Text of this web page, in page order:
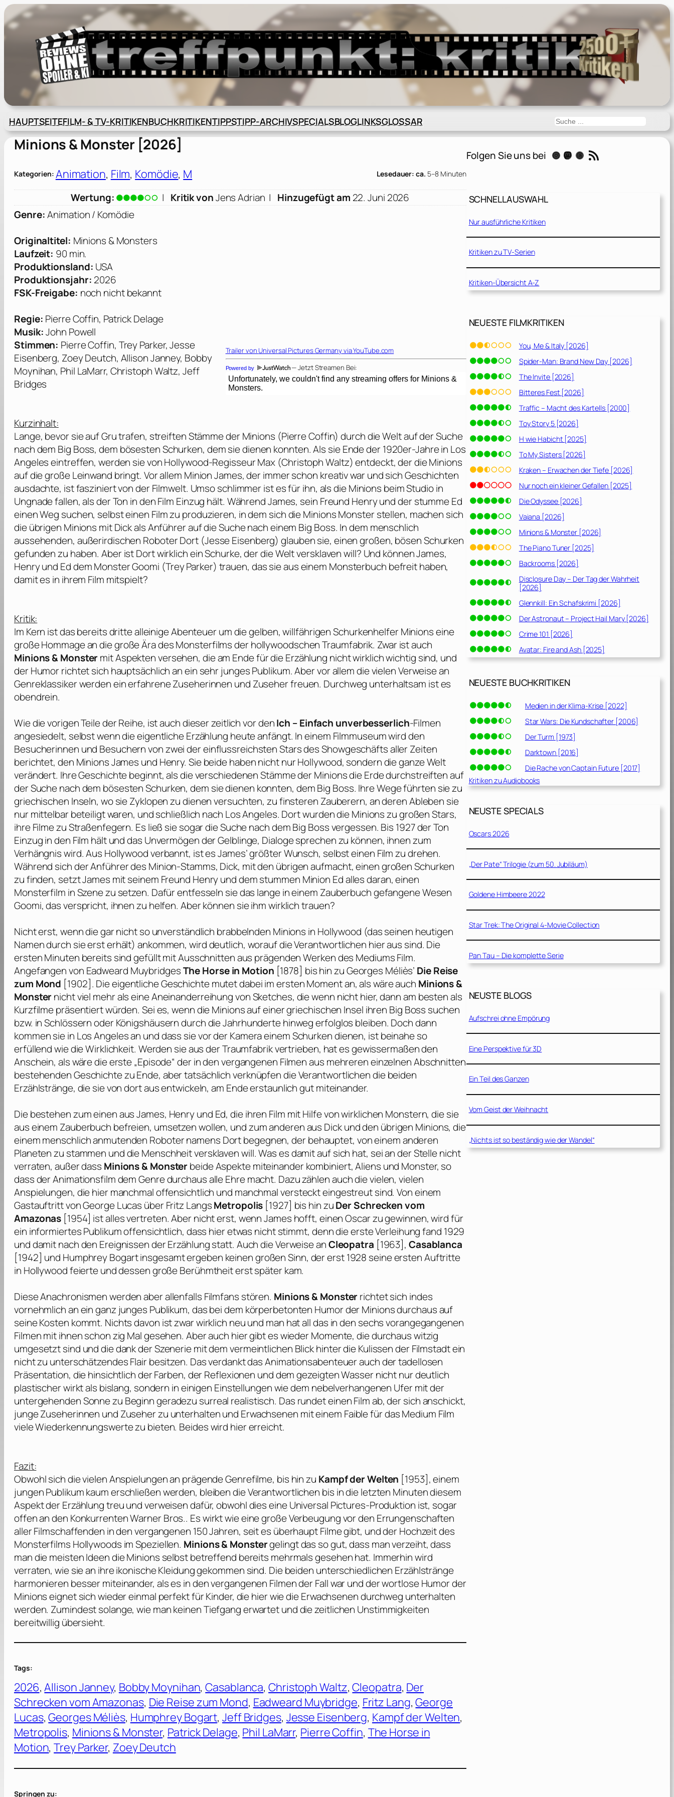
Zum
Inhalt
springen
HAUPTSEITEFILM- & TV-KRITIKENBUCHKRITIKENTIPPSTIPP-ARCHIVSPECIALSBLOGLINKSGLOSSAR Suchen
Minions & Monster [2026]
Kategorien: Animation, Film, Komödie, M Lesedauer: ca. 5–8 Minuten
Wertung: | Kritik vonJens Adrian | Hinzugefügt am 22. Juni 2026
Trailer von Universal Pictures Germanyvia YouTube.com
Powered by — Jetzt Streamen Bei:
Genre:Animation / Komödie
Originaltitel: Minions & Monsters
Laufzeit: 90 min.
Produktionsland: USA
Produktionsjahr: 2026
FSK-Freigabe: noch nicht bekannt
Regie: Pierre Coffin, Patrick Delage
Musik:John Powell
Stimmen: Pierre Coffin, Trey Parker, Jesse
Eisenberg, Zoey Deutch, Allison Janney, Bobby
Moynihan, Phil LaMarr, Christoph Waltz, Jeff
Bridges
Kurzinhalt:
Lange, bevor sie auf Gru trafen, streiften Stämme der Minions (Pierre Coffin) durch die Welt auf der Suche
nach dem Big Boss, dem bösesten Schurken, dem sie dienen konnten. Als sie Ende der 1920er-Jahre in Los
Angeles eintreffen, werden sie von Hollywood-Regisseur Max (Christoph Waltz) entdeckt, der die Minions
auf die große Leinwand bringt. Vor allem Minion James, der immer schon kreativ war und sich Geschichten
ausdachte, ist fasziniert von der Filmwelt. Umso schlimmer ist es für ihn, als die Minions beim Studio in
Ungnade fallen, als der Ton in den Film Einzug hält. Während James, sein Freund Henry und der stumme Ed
einen Weg suchen, selbst einen Film zu produzieren, in dem sich die Minions Monster stellen, machen sich
die übrigen Minions mit Dick als Anführer auf die Suche nach einem Big Boss. In dem menschlich
aussehenden, außerirdischen Roboter Dort (Jesse Eisenberg) glauben sie, einen großen, bösen Schurken
gefunden zu haben. Aber ist Dort wirklich ein Schurke, der die Welt versklaven will? Und können James,
Henry und Ed dem Monster Goomi (Trey Parker) trauen, das sie aus einem Monsterbuch befreit haben,
damit es in ihrem Film mitspielt?
Kritik:
Im Kern ist das bereits dritte alleinige Abenteuer um die gelben, willfährigen Schurkenhelfer Minions eine
große Hommage an die große Ära des Monsterfilms der hollywoodschen Traumfabrik. Zwar ist auch
Minions & Monstermit Aspekten versehen, die am Ende für die Erzählung nicht wirklich wichtig sind, und
der Humor richtet sich hauptsächlich an ein sehr junges Publikum. Aber vor allem die vielen Verweise an
Genreklassiker werden ein erfahrene Zuseherinnen und Zuseher freuen. Durchweg unterhaltsam ist es
obendrein.
Wie die vorigen Teile der Reihe, ist auch dieser zeitlich vor denIch – Einfach unverbesserlich-Filmen
angesiedelt, selbst wenn die eigentliche Erzählung heute anfängt. In einem Filmmuseum wird den
Besucherinnen und Besuchern von zwei der einflussreichsten Stars des Showgeschäfts aller Zeiten
berichtet, den Minions James und Henry. Sie beide haben nicht nur Hollywood, sondern die ganze Welt
verändert. Ihre Geschichte beginnt, als die verschiedenen Stämme der Minions die Erde durchstreiften auf
der Suche nach dem bösesten Schurken, dem sie dienen konnten, dem Big Boss. Ihre Wege führten sie zu
griechischen Inseln, wo sie Zyklopen zu dienen versuchten, zu finsteren Zauberern, an deren Ableben sie
nur mittelbar beteiligt waren, und schließlich nach Los Angeles. Dort wurden die Minions zu großen Stars,
ihre Filme zu Straßenfegern. Es ließ sie sogar die Suche nach dem Big Boss vergessen. Bis 1927 der Ton
Einzug in den Film hält und das Unvermögen der Gelblinge, Dialoge sprechen zu können, ihnen zum
Verhängnis wird. Aus Hollywood verbannt, ist es James’ größter Wunsch, selbst einen Film zu drehen.
Während sich der Anführer des Minion-Stamms, Dick, mit den übrigen aufmacht, einen großen Schurken
zu finden, setzt James mit seinem Freund Henry und dem stummen Minion Ed alles daran, einen
Monsterfilm in Szene zu setzen. Dafür entfesseln sie das lange in einem Zauberbuch gefangene Wesen
Goomi, das verspricht, ihnen zu helfen. Aber können sie ihm wirklich trauen?
Nicht erst, wenn die gar nicht so unverständlich brabbelnden Minions in Hollywood (das seinen heutigen
Namen durch sie erst erhält) ankommen, wird deutlich, worauf die Verantwortlichen hier aus sind. Die
ersten Minuten bereits sind gefüllt mit Ausschnitten aus prägenden Werken des Mediums Film.
Angefangen von Eadweard MuybridgesThe Horse in Motion [1878] bis hin zuGeorges Méliès’ Die Reise
zum Mond [1902]. Die eigentliche Geschichte mutet dabei im ersten Moment an, als wäre auch Minions &
Monsternicht viel mehr als eine Aneinanderreihung von Sketches, die wenn nicht hier, dann am besten als
Kurzfilme präsentiert würden. Sei es, wenn die Minions auf einer griechischen Insel ihren Big Boss suchen
bzw. in Schlössern oder Königshäusern durch die Jahrhunderte hinweg erfolglos bleiben. Doch dann
kommen sie in Los Angeles an und dass sie vor der Kamera einem Schurken dienen, ist beinahe so
erfüllend wie die Wirklichkeit. Werden sie aus der Traumfabrik vertrieben, hat es gewissermaßen den
Anschein, als wäre die erste „Episode“ der in den vergangenen Filmen aus mehreren einzelnen Abschnitten
bestehenden Geschichte zu Ende, aber tatsächlich verknüpfen die Verantwortlichen die beiden
Erzählstränge, die sie von dort aus entwickeln, am Ende erstaunlich gut miteinander.
Die bestehen zum einen aus James, Henry und Ed, die ihren Film mit Hilfe von wirklichen Monstern, die sie
aus einem Zauberbuch befreien, umsetzen wollen, und zum anderen aus Dick und den übrigen Minions, die
einem menschlich anmutenden Roboter namens Dort begegnen, der behauptet, von einem anderen
Planeten zu stammen und die Menschheit versklaven will. Was es damit auf sich hat, sei an der Stelle nicht
verraten, außer dass Minions & Monsterbeide Aspekte miteinander kombiniert, Aliens und Monster, so
dass der Animationsfilm dem Genre durchaus alle Ehre macht. Dazu zählen auch die vielen, vielen
Anspielungen, die hier manchmal offensichtlich und manchmal versteckt eingestreut sind. Von einem
Gastauftritt vonGeorge Lucas überFritz LangsMetropolis [1927] bis hin zuDer Schrecken vom
Amazonas [1954] ist alles vertreten. Aber nicht erst, wenn James hofft, einenOscarzu gewinnen, wird für
ein informiertes Publikum offensichtlich, dass hier etwas nicht stimmt, denn die erste Verleihung fand 1929
und damit nach den Ereignissen der Erzählung statt. Auch die Verweise anCleopatra [1963], Casablanca
[1942] und Humphrey Bogartinsgesamt ergeben keinen großen Sinn, der erst 1928 seine ersten Auftritte
in Hollywood feierte und dessen große Berühmtheit erst später kam.
Diese Anachronismen werden aber allenfalls Filmfans stören. Minions & Monsterrichtet sich indes
vornehmlich an ein ganz junges Publikum, das bei dem körperbetonten Humor der Minions durchaus auf
seine Kosten kommt. Nichts davon ist zwar wirklich neu und man hat all das in den sechs vorangegangenen
Filmen mit ihnen schon zig Mal gesehen. Aber auch hier gibt es wieder Momente, die durchaus witzig
umgesetzt sind und die dank der Szenerie mit dem vermeintlichen Blick hinter die Kulissen der Filmstadt ein
nicht zu unterschätzendes Flair besitzen. Das verdankt das Animationsabenteuer auch der tadellosen
Präsentation, die hinsichtlich der Farben, der Reflexionen und dem gezeigten Wasser nicht nur deutlich
plastischer wirkt als bislang, sondern in einigen Einstellungen wie dem nebelverhangenen Ufer mit der
untergehenden Sonne zu Beginn geradezu surreal realistisch. Das rundet einen Film ab, der sich anschickt,
junge Zuseherinnen und Zuseher zu unterhalten und Erwachsenen mit einem Faible für das Medium Film
viele Wiederkennungswerte zu bieten. Beides wird hier erreicht.
Fazit:
Obwohl sich die vielen Anspielungen an prägende Genrefilme, bis hin zu Kampf der Welten [1953], einem
jungen Publikum kaum erschließen werden, bleiben die Verantwortlichen bis in die letzten Minuten diesem
Aspekt der Erzählung treu und verweisen dafür, obwohl dies eineUniversal Pictures-Produktion ist, sogar
offen an den KonkurrentenWarner Bros.. Es wirkt wie eine große Verbeugung vor den Errungenschaften
aller Filmschaffenden in den vergangenen 150 Jahren, seit es überhaupt Filme gibt, und der Hochzeit des
Monsterfilms Hollywoods im Speziellen. Minions & Monstergelingt das so gut, dass man verzeiht, dass
man die meisten Ideen die Minions selbst betreffend bereits mehrmals gesehen hat. Immerhin wird
verraten, wie sie an ihre ikonische Kleidung gekommen sind. Die beiden unterschiedlichen Erzählstränge
harmonieren besser miteinander, als es in den vergangenen Filmen der Fall war und der wortlose Humor der
Minions eignet sich wieder einmal perfekt für Kinder, die hier wie die Erwachsenen durchweg unterhalten
werden. Zumindest solange, wie man keinen Tiefgang erwartet und die zeitlichen Unstimmigkeiten
bereitwillig übersieht.
Tags:
2026, Allison Janney, Bobby Moynihan, Casablanca, Christoph Waltz, Cleopatra, Der
Schrecken vom Amazonas, Die Reise zum Mond, Eadweard Muybridge, Fritz Lang, George
Lucas, Georges Méliès, Humphrey Bogart, Jeff Bridges, Jesse Eisenberg, Kampf der Welten
Metropolis, Minions & Monster, Patrick Delage, Phil LaMarr, Pierre Coffin, The Horse in
Motion, Trey Parker, Zoey Deutch
Springen zu:
Folgen Sie uns bei Instagram Mastodon Threads RSS-Feed
SCHNELLAUSWAHL
Nur ausführliche Kritiken
Kritiken zu TV-Serien
Kritiken-Übersicht A-Z
NEUESTE FILMKRITIKEN
You, Me & Italy [2026]
Spider-Man: Brand New Day [2026]
The Invite [2026]
Bitteres Fest [2026]
Traffic – Macht des Kartells [2000]
Toy Story 5 [2026]
H wie Habicht [2025]
To My Sisters [2026]
Kraken – Erwachen der Tiefe [2026]
Nur noch ein kleiner Gefallen [2025]
Die Odyssee [2026]
Vaiana [2026]
Minions & Monster [2026]
The Piano Tuner [2025]
Backrooms [2026]
Disclosure Day – Der Tag der Wahrheit
[2026]
Glennkill: Ein Schafskrimi [2026]
Der Astronaut – Project Hail Mary [2026]
Crime 101 [2026]
Avatar: Fire and Ash [2025]
NEUESTE BUCHKRITIKEN
Medien in der Klima-Krise [2022]
Star Wars: Die Kundschafter [2006]
Der Turm [1973]
Darktown [2016]
Die Rache von Captain Future [2017]
Kritiken zu Audiobooks
NEUSTE SPECIALS
Oscars 2026
„Der Pate“ Trilogie (zum 50. Jubiläum)
Goldene Himbeere 2022
Star Trek: The Original 4-Movie Collection
Pan Tau – Die komplette Serie
NEUSTE BLOGS
Aufschrei ohne Empörung
Eine Perspektive für 3D
Ein Teil des Ganzen
Vom Geist der Weihnacht
„Nichts ist so beständig wie der Wandel“